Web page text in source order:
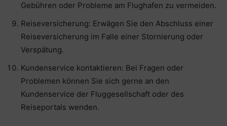
Gebühren oder Probleme am Flughafen zu vermeiden.
Reiseversicherung: Erwägen Sie den Abschluss einer
Reiseversicherung im Falle einer Stornierung oder
Verspätung.
Kundenservice kontaktieren: Bei Fragen oder
Problemen können Sie sich gerne an den
Kundenservice der Fluggesellschaft oder des
Reiseportals wenden.